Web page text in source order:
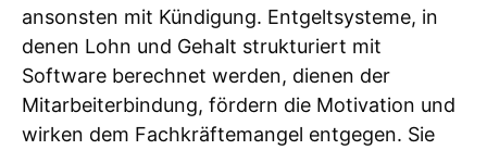
ansonsten mit Kündigung. Entgeltsysteme, in
denen Lohn und Gehalt strukturiert mit
Software berechnet werden, dienen der
Mitarbeiterbindung, fördern die Motivation und
wirken dem Fachkräftemangel entgegen. Sie